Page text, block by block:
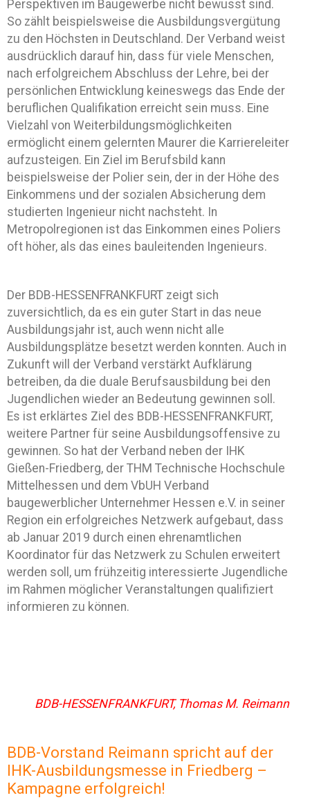
Perspektiven im Baugewerbe nicht bewusst sind.
So zählt beispielsweise die Ausbildungsvergütung
zu den Höchsten in Deutschland. Der Verband weist
ausdrücklich darauf hin, dass für viele Menschen,
nach erfolgreichem Abschluss der Lehre, bei der
persönlichen Entwicklung keineswegs das Ende der
beruflichen Qualifikation erreicht sein muss. Eine
Vielzahl von Weiterbildungsmöglichkeiten
ermöglicht einem gelernten Maurer die Karriereleiter
aufzusteigen. Ein Ziel im Berufsbild kann
beispielsweise der Polier sein, der in der Höhe des
Einkommens und der sozialen Absicherung dem
studierten Ingenieur nicht nachsteht. In
Metropolregionen ist das Einkommen eines Poliers
oft höher, als das eines bauleitenden Ingenieurs.
Der BDB-HESSENFRANKFURT zeigt sich
zuversichtlich, da es ein guter Start in das neue
Ausbildungsjahr ist, auch wenn nicht alle
Ausbildungsplätze besetzt werden konnten. Auch in
Zukunft will der Verband verstärkt Aufklärung
betreiben, da die duale Berufsausbildung bei den
Jugendlichen wieder an Bedeutung gewinnen soll.
Es ist erklärtes Ziel des BDB-HESSENFRANKFURT,
weitere Partner für seine Ausbildungsoffensive zu
gewinnen. So hat der Verband neben der IHK
Gießen-Friedberg, der THM Technische Hochschule
Mittelhessen und dem VbUH Verband
baugewerblicher Unternehmer Hessen e.V. in seiner
Region ein erfolgreiches Netzwerk aufgebaut, dass
ab Januar 2019 durch einen ehrenamtlichen
Koordinator für das Netzwerk zu Schulen erweitert
werden soll, um frühzeitig interessierte Jugendliche
im Rahmen möglicher Veranstaltungen qualifiziert
informieren zu können.
BDB-HESSENFRANKFURT, Thomas M. Reimann
BDB-Vorstand Reimann spricht auf der
IHK-Ausbildungsmesse in Friedberg –
Kampagne erfolgreich!